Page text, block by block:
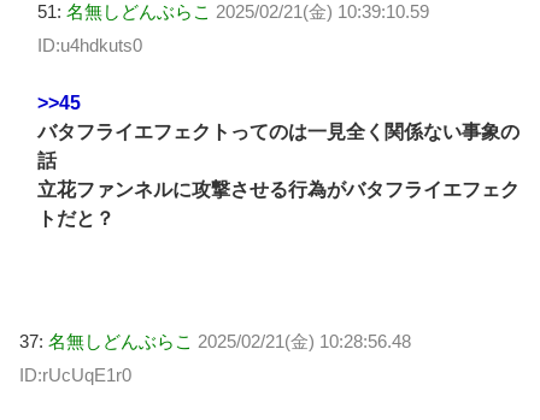
51: 名無しどんぶらこ 2025/02/21(金) 10:39:10.59
ID:u4hdkuts0
>>45
バタフライエフェクトってのは一見全く関係ない事象の
話
立花ファンネルに攻撃させる行為がバタフライエフェク
トだと？
37: 名無しどんぶらこ 2025/02/21(金) 10:28:56.48
ID:rUcUqE1r0